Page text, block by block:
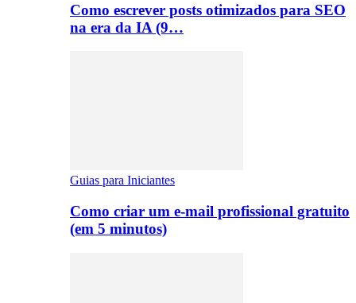
Como escrever posts otimizados para SEO
na era da IA (9…
Guias para Iniciantes
Como criar um e-mail profissional gratuito
(em 5 minutos)